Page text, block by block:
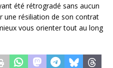
été rétrogradé sans aucun
une résiliation de son contrat
vous orienter tout au long